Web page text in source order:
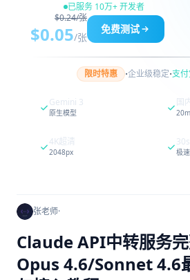
已服务 10万+ 开发者
$0.24/张
$0.05/张
免费测试
限时特惠 ·企业级稳定·支
Gemini 3
原生模型
国
4K超清
2048px 极
张老师·
Claude API中转服务完
Opus 4.6/Sonnet 4.6